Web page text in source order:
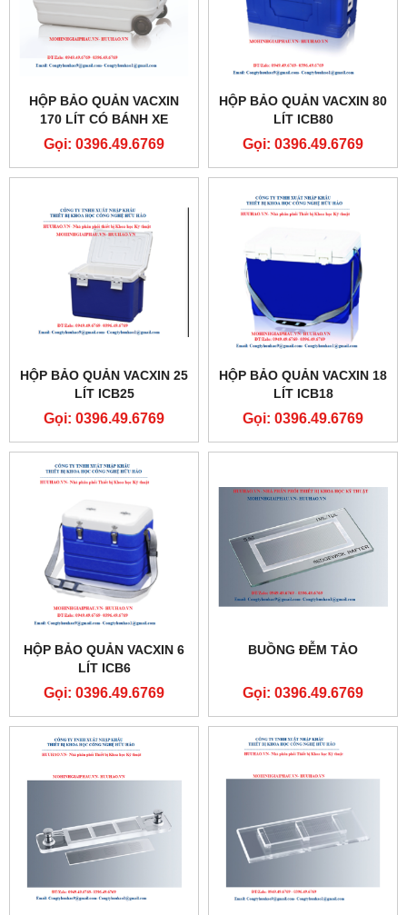
HỘP BẢO QUẢN VACXIN
170 LÍT CÓ BÁNH XE
ICB170B
Gọi: 0396.49.6769
HỘP BẢO QUẢN VACXIN 80
LÍT ICB80
Gọi: 0396.49.6769
HỘP BẢO QUẢN VACXIN 25
LÍT ICB25
Gọi: 0396.49.6769
HỘP BẢO QUẢN VACXIN 18
LÍT ICB18
Gọi: 0396.49.6769
HỘP BẢO QUẢN VACXIN 6
LÍT ICB6
Gọi: 0396.49.6769
BUỒNG ĐỄM TẢO
Gọi: 0396.49.6769